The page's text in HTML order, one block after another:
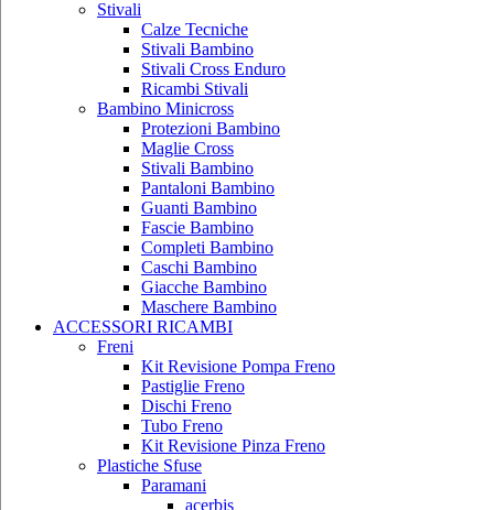
Stivali
Calze Tecniche
Stivali Bambino
Stivali Cross Enduro
Ricambi Stivali
Bambino Minicross
Protezioni Bambino
Maglie Cross
Stivali Bambino
Pantaloni Bambino
Guanti Bambino
Fascie Bambino
Completi Bambino
Caschi Bambino
Giacche Bambino
Maschere Bambino
ACCESSORI RICAMBI
Freni
Kit Revisione Pompa Freno
Pastiglie Freno
Dischi Freno
Tubo Freno
Kit Revisione Pinza Freno
Plastiche Sfuse
Paramani
acerbis